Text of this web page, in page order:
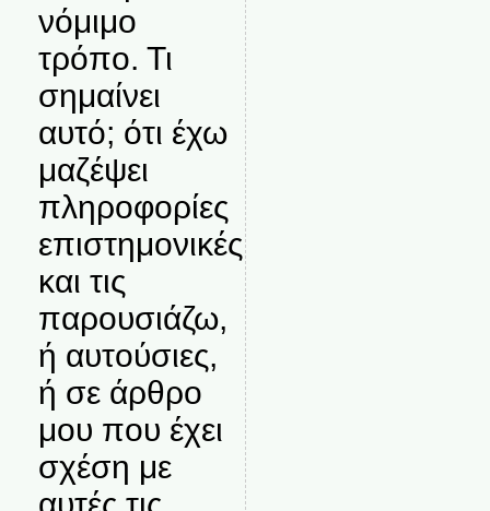
νόμιμο
τρόπο. Τι
σημαίνει
αυτό; ότι έχω
μαζέψει
πληροφορίες
επιστημονικές
και τις
παρουσιάζω,
ή αυτούσιες,
ή σε άρθρο
μου που έχει
σχέση με